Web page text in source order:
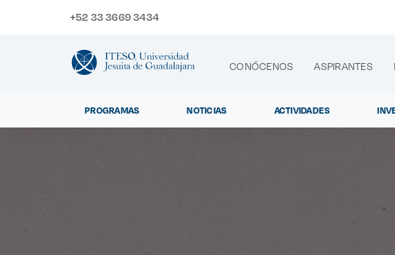
+52 33 3669 3434
CONÓCENOS ASPIRANTES
CONTACTO
PROGRAMAS NOTICIAS ACTIVIDADES